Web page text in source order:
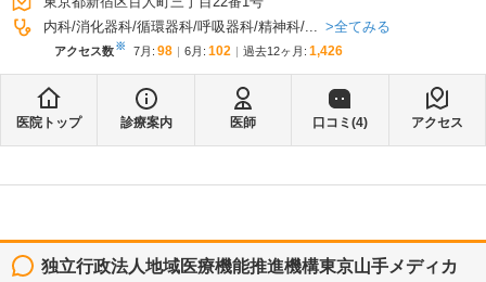
内科 消化器科 循環器科 呼吸器科 精神科 ... 全てみる
アクセス数※ 7月 : 98 6月 : 102 過去12ヶ月: 1,426
医院トップ 診療案内 医師 口コミ(4) アクセス
独立行政法人地域医療機能推進機構東京山手メディカ